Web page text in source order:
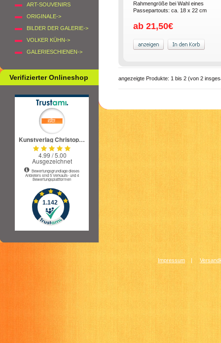
ART-SOUVENIRS
ORIGINALE->
BILDER DER GALERIE->
VOLKER KÜHN->
GALERIESCHIENEN->
Verifizierter Onlineshop
Rahmengröße bei Wahl eines
Passepartouts: ca. 18 x 22 cm
ab 21,50€
angezeigte Produkte: 1 bis 2 (von 2
Impressum |